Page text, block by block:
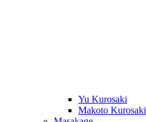
Yu Kurosaki
Makoto Kurosaki